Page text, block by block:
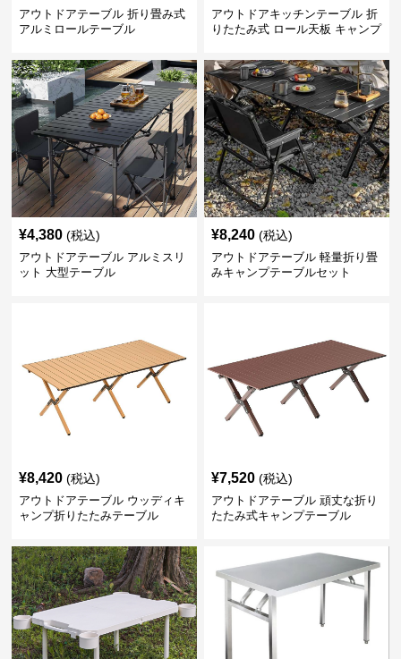
アウトドアテーブル 折り畳み式
アルミロールテーブル
アウトドアキッチンテーブル 折
りたたみ式 ロール天板 キャンプ
¥4,380 (税込)
アウトドアテーブル アルミスリ
ット 大型テーブル
¥8,240 (税込)
アウトドアテーブル 軽量折り畳
みキャンプテーブルセット
¥8,420 (税込)
アウトドアテーブル ウッディキ
ャンプ折りたたみテーブル
¥7,520 (税込)
アウトドアテーブル 頑丈な折り
たたみ式キャンプテーブル